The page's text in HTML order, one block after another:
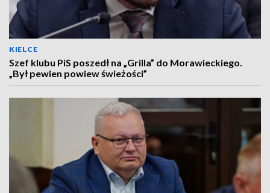
KIELCE
Szef klubu PiS poszedł na „Grilla” do Morawieckiego.
„Był pewien powiew świeżości”